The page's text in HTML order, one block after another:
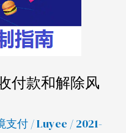
付款和解除风
支付 /Luyee / 2021-